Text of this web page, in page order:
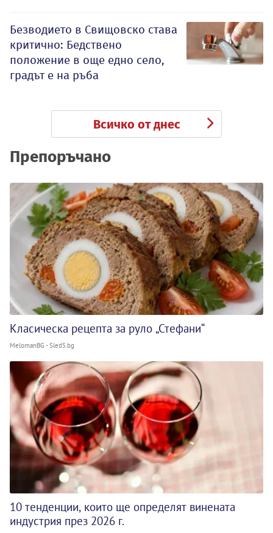
Безводието в Свищовско става
критично: Бедствено
положение в още едно село,
градът е на ръба
Всичко от днес
Препоръчано
Класическа рецепта за руло „Стефани“
MelomanBG - Sled5.bg
10 тенденции, които ще определят винената
индустрия през 2026 г.